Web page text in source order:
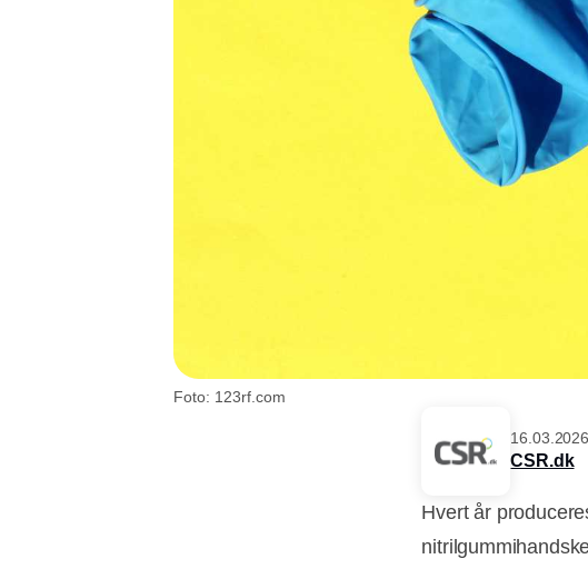
Foto: 123rf.com
16.03.2026
CSR.dk
Hvert år